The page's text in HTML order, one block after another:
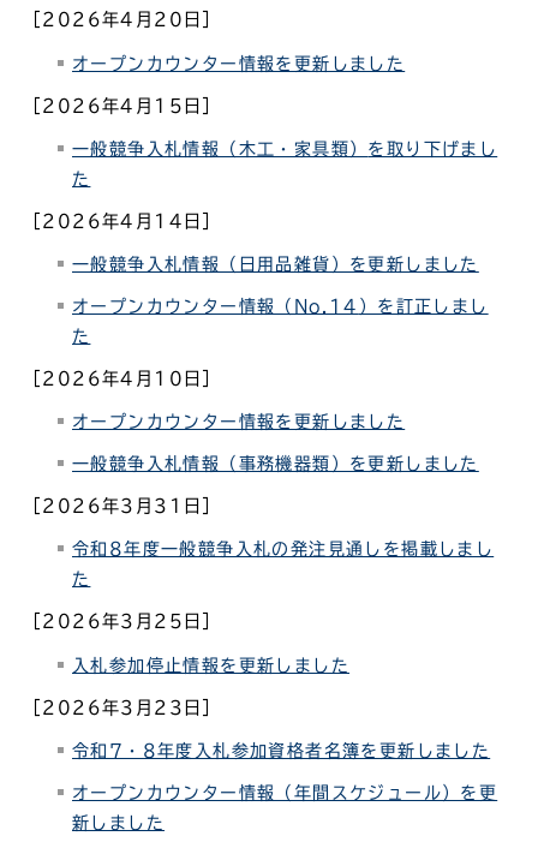
［2026年4月20日］
オープンカウンター情報を更新しました
［2026年4月15日］
一般競争入札情報（木工・家具類） を取り下げまし
た
［2026年4月14日］
一般競争入札情報（日用品雑貨）を更新しました
オープンカウンター情報（No.14 ）を訂正しまし
た
［2026年4月10日］
オープンカウンター情報を更新しました
一般競争入札情報（事務機器類）を更新しました
［2026年3月31日］
令和8年度一般競争入札の発注見通しを掲載しまし
た
［2026年3月25日］
入札参加停止情報を更新しました
［2026年3月23日］
令和7・8年度入札参加資格者名簿を更新しました
オープンカウンター情報（年間スケジュール）を更
新しました